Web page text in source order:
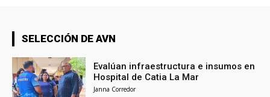
SELECCIÓN DE AVN
Evalúan infraestructura e insumos en
Hospital de Catia La Mar
Janna Corredor